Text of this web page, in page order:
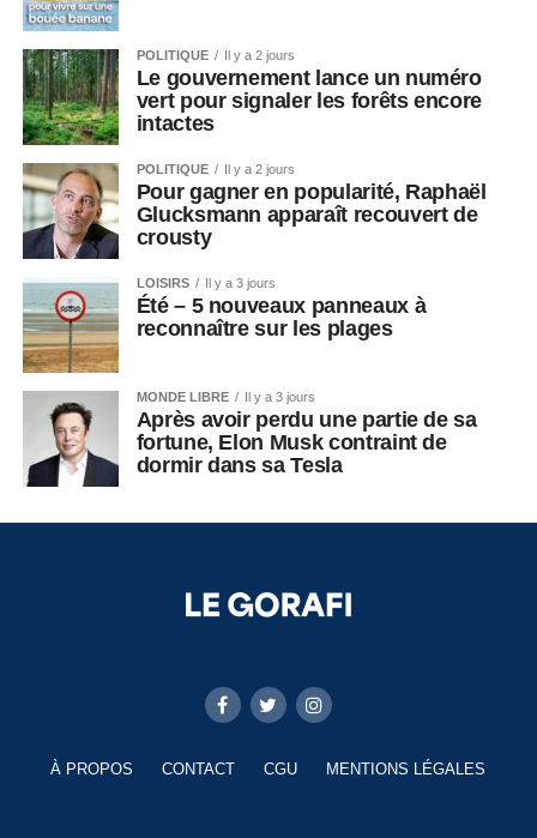
POLITIQUE Il y a 2 jours
Le gouvernement lance un numéro
vert pour signaler les forêts encore
intactes
POLITIQUE Il y a 2 jours
Pour gagner en popularité, Raphaël
Glucksmann apparaît recouvert de
crousty
LOISIRS Il y a 3 jours
Été – 5 nouveaux panneaux à
reconnaître sur les plages
MONDE LIBRE Il y a 3 jours
Après avoir perdu une partie de sa
fortune, Elon Musk contraint de
dormir dans sa Tesla
À PROPOS CONTACT CGU MENTIONS LÉGALES